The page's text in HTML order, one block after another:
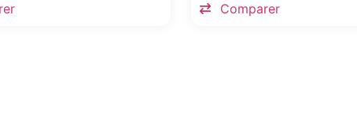
Comparer